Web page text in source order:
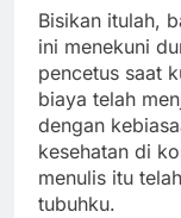
Bisikan itulah,
ini menekuni
pencetus saat
biaya telah
dengan
kesehatan di
menulis itu
tubuhku.